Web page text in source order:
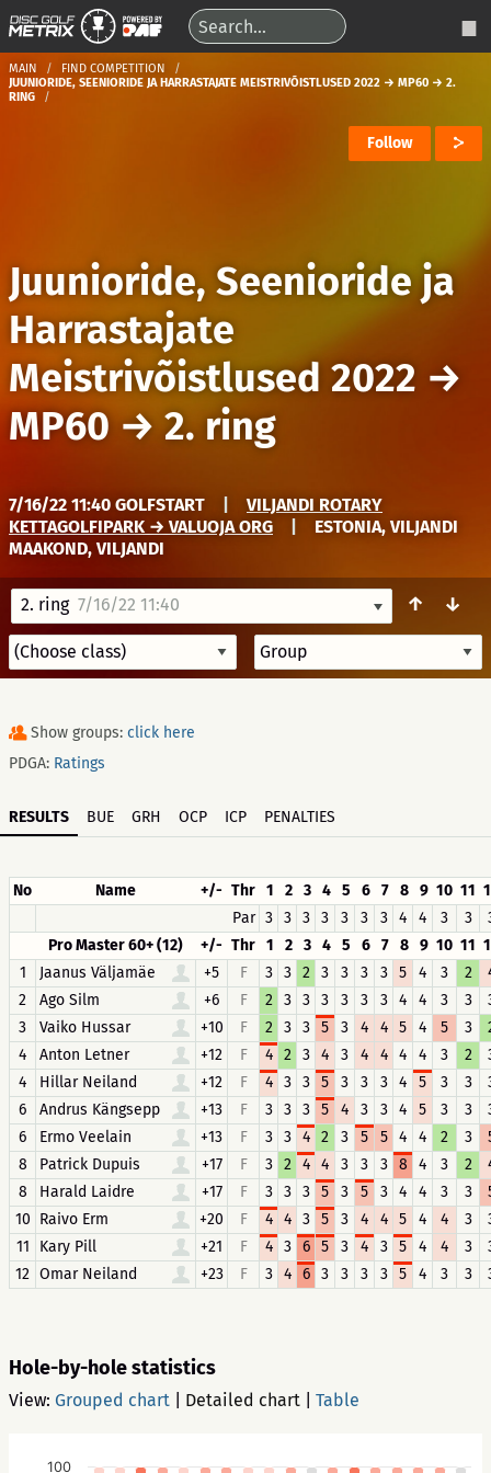
MAIN
FIND COMPETITION
JUUNIORIDE, SEENIORIDE JA HARRASTAJATE MEISTRIVÕISTLUSED 2022 → MP60 → 2.
RING
Follow
Juunioride, Seenioride ja
Harrastajate
Meistrivõistlused 2022 →
MP60→2. ring
7/16/22 11:40 GOLFSTART
VILJANDI ROTARY
KETTAGOLFIPARK → VALUOJA ORG
ESTONIA, VILJANDI
MAAKOND, VILJANDI
2. ring7/16/22 11:40 ↑ ↓
Show groups: click here
PDGA: Ratings
RESULTS BUE GRH OCP ICP PENALTIES
No Name +/- Thr 1 2 3 4 5 6 7 8 9 10 11
Par 3 3 3 3 3 3 3 4 4 3 3
Pro Master 60+ (12)
+/- Thr 1 2 3 4 5 6 7 8 9 10 11
1
Jaanus Väljamäe +5 F 3 3 2 3 3 3 3 5 4 3 2
2
Ago Silm +6 F 2 3 3 3 3 3 3 4 4 3 3
3
Vaiko Hussar +10 F 2 3 3 5 3 4 4 5 4 5 3
4
Anton Letner +12 F 4 2 3 4 3 4 4 4 4 3 2
4
Hillar Neiland +12 F 4 3 3 5 3 3 3 4 5 3 3
6
Andrus Kängsepp +13 F 3 3 3 5 4 3 3 4 5 3 3
6
Ermo Veelain +13 F 3 3 4 2 3 5 5 4 4 2 3
8
Patrick Dupuis +17 F 3 2 4 4 3 3 3 8 4 3 2
8
Harald Laidre +17 F 3 3 3 5 3 5 3 4 4 3 3
10 Raivo Erm +20 F 4 4 3 5 3 4 4 5 4 4 3
11
Kary Pill +21 F 4 3 6 5 3 4 3 5 4 4 3
12 Omar Neiland +23 F 3 4 6 3 3 3 3 5 4 3 3
Hole-by-hole statistics
View: Grouped chart Detailed chart Table
100